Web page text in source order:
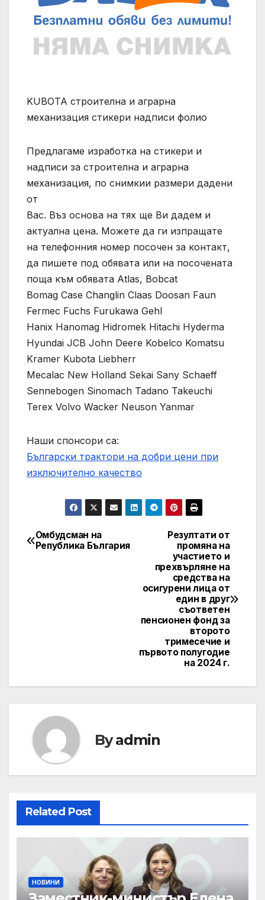
KUBOTA строителна и аграрна
механизация стикери надписи фолио
Предлагаме изработка на стикери и
надписи за строителна и аграрна
механизация, по снимкии размери дадени
от
Вас. Въз основа на тях ще Ви дадем и
актуална цена. Можете да ги изпращате
на телефонния номер посочен за контакт,
да пишете под обявата или на посочената
поща към обявата Atlas, Bobcat
Bomag Case Changlin Claas Doosan Faun
Fermec Fuchs Furukawa Gehl
Hanix Hanomag Hidromek Hitachi Hyderma
Hyundai JCB John Deere Kobelco Komatsu
Kramer Kubota Liebherr
Mecalac New Holland Sekai Sany Schaeff
Sennebogen Sinomach Tadano Takeuchi
Terex Volvo Wacker Neuson Yanmar
Наши спонсори са:
Български трактори на добри цени при
изключително качество
Post
Резултати от
промяна на
участието и
прехвърляне на
средства на
осигурени лица от
един в друг
съответен
пенсионен фонд за
второто
тримесечие и
първото полугодие
на 2024 г.
Омбудсман на
Република България
Byadmin
Related Post
НОВИНИ